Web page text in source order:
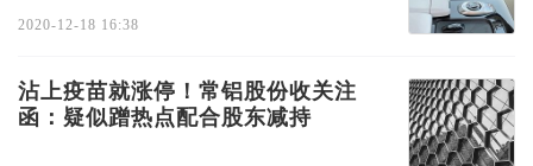
2020-12-18 16:38
沾上疫苗就涨停！常铝股份收关注
函：疑似蹭热点配合股东减持